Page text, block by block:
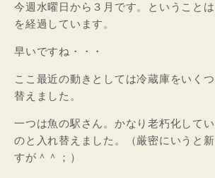
今週水曜日から３月です。ということ
を経過しています。
早いですね・・・
ここ最近の動きとしては冷蔵庫をいく
替えました。
一つは魚の駅さん。かなり老朽化して
のと入れ替えました。（厳密にいうと
すが＾＾；）